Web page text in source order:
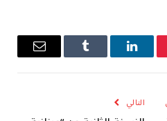
لينكدإن Tumblr
البريد
التالي